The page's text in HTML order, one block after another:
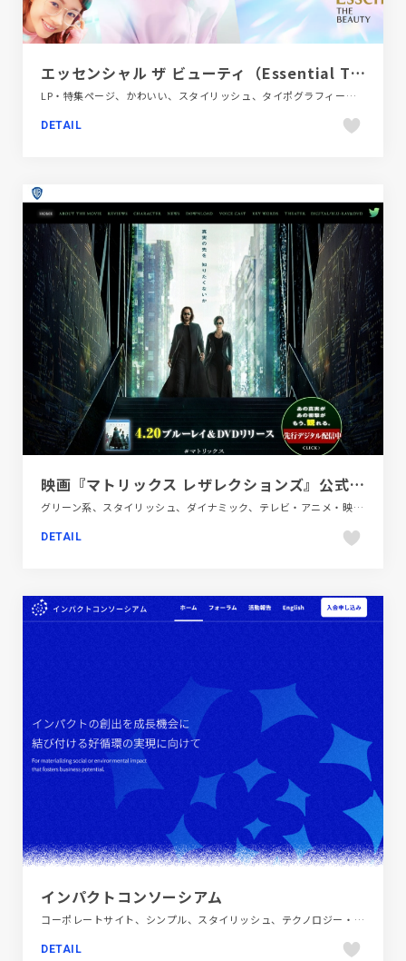
エッセンシャル ザ ビューティ（Essential THE BEAUTY） l 花王株式会社
LP・特集ページ、かわいい、スタイリッシュ、タイポグラフィー、ピンク系、ファッション・ビューティー、ブルー系、商品紹介、大きめ写真
DETAIL
映画『マトリックス レザレクションズ』公式サイト｜プレミア配信中！4.20ブルーレイ&DVDリリース
グリーン系、スタイリッシュ、ダイナミック、テレビ・アニメ・映画・芸能、フラットデザイン、ブラック系 、ブランド・サービスサイト、ポップ、大きめ写真
DETAIL
インパクトコンソーシアム
コーポレートサイト、シンプル、スタイリッシュ、テクノロジー・サイエンス、ブルー系
DETAIL